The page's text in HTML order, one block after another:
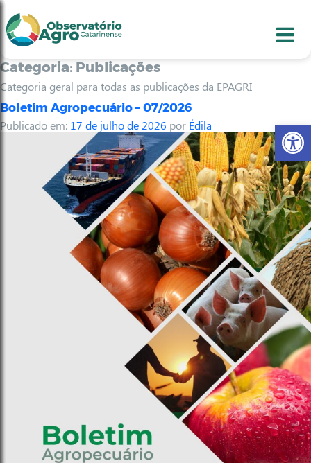
2
3
4
Categoria: Publicações
Categoria geral para todas as publicações da EPAGRI
Boletim Agropecuário – 07/2026
Publicado em: 17 de julho de 2026 por Édila